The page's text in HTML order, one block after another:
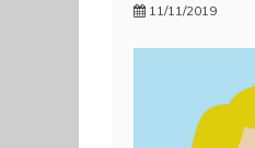
11/11/2019